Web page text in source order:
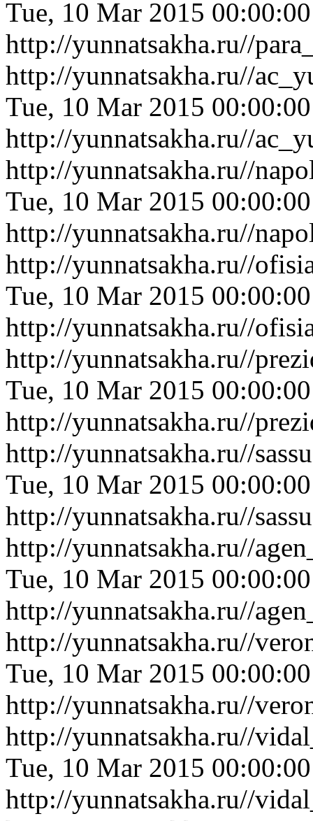
Tue, 10 Mar 2015
http://yunnatsakha.ru//
http://yunnatsakha.ru//
Tue, 10 Mar 2015
http://yunnatsakha.ru//
http://yunnatsakha.ru//
Tue, 10 Mar 2015
http://yunnatsakha.ru//
http://yunnatsakha.ru//
Tue, 10 Mar 2015
http://yunnatsakha.ru//
http://yunnatsakha.ru//
Tue, 10 Mar 2015
http://yunnatsakha.ru//
http://yunnatsakha.ru//
Tue, 10 Mar 2015
http://yunnatsakha.ru//
http://yunnatsakha.ru//
Tue, 10 Mar 2015
http://yunnatsakha.ru//
http://yunnatsakha.ru//
Tue, 10 Mar 2015
http://yunnatsakha.ru//
http://yunnatsakha.ru//
Tue, 10 Mar 2015
http://yunnatsakha.ru//